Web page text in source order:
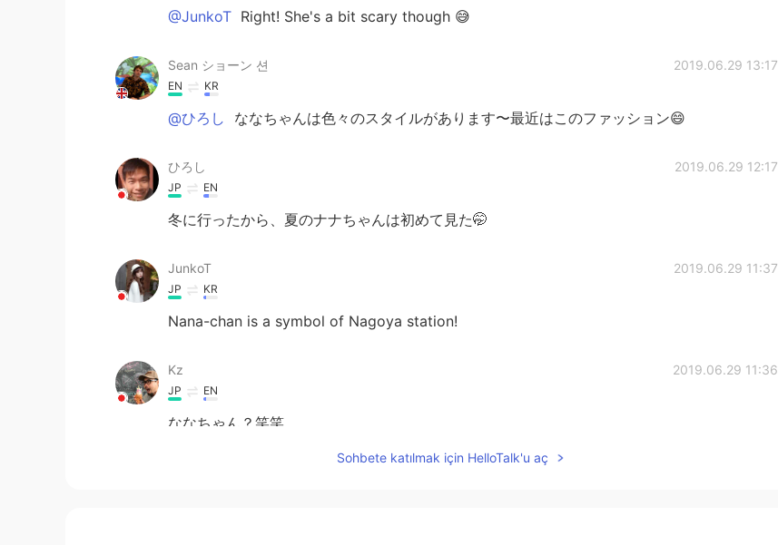
@JunkoT Right! She's a bit scary though 😅
Sean ショーン 션 2019.06.29 13:17
EN KR
@ひろし ななちゃんは色々のスタイルがあります〜最近はこのファッション😄
ひろし 2019.06.29 12:17
JP EN
冬に行ったから、夏のナナちゃんは初めて見た🤭
JunkoT 2019.06.29 11:37
JP KR
Nana-chan is a symbol of Nagoya station!
Kz 2019.06.29 11:36
JP EN
ななちゃん？笑笑
Sohbete katılmak için HelloTalk'u aç